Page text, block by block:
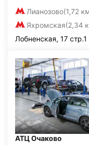
Лианозово(1,72
Яхромская(2,34
Лобненская, 17 стр.1
АТЦ Очаково